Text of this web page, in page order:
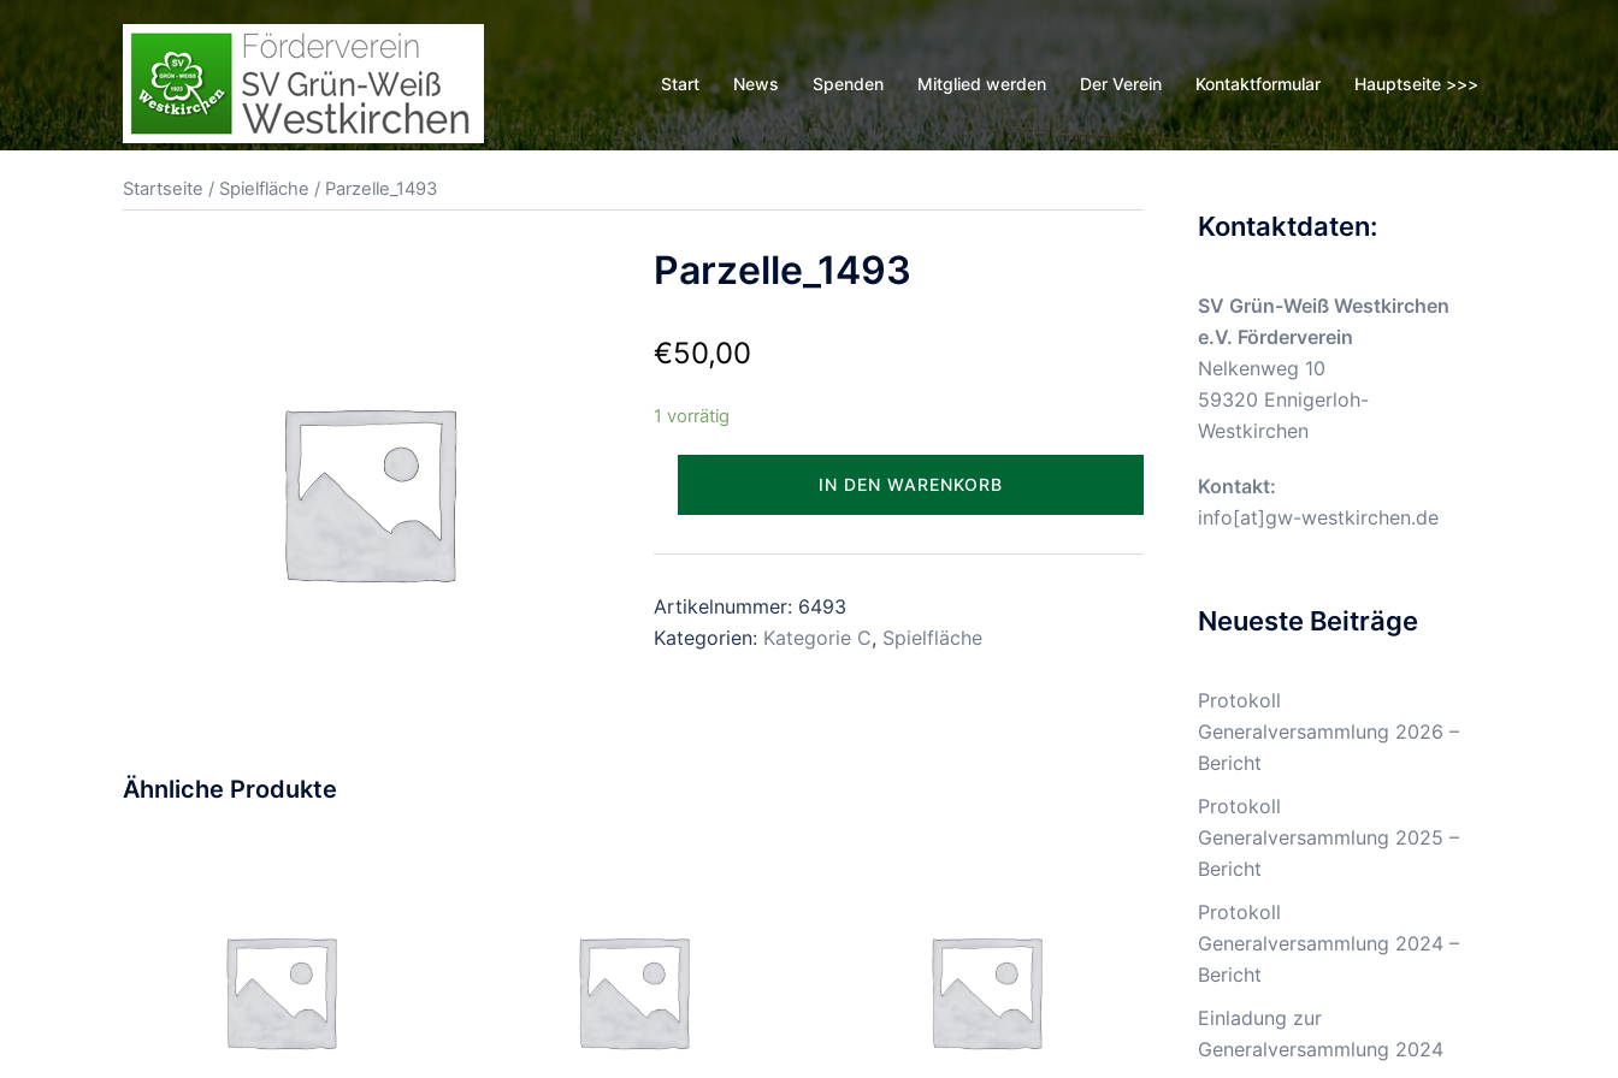
springen
Start News Spenden Mitglied werden Der Verein Kontaktformular Hauptseite >>>
Startseite / Spielfläche / Parzelle_1493
Parzelle_1493
€50,00
1 vorrätig
IN DEN WARENKORB
Artikelnummer: 6493
Kategorien: Kategorie C, Spielfläche
Ähnliche Produkte
Kontaktdaten:
SV Grün-Weiß Westkirchen
e.V. Förderverein
Nelkenweg 10
59320 Ennigerloh-
Westkirchen
Kontakt:
info[at]gw-westkirchen.de
Neueste Beiträge
Protokoll
Generalversammlung 2026 –
Bericht
Protokoll
Generalversammlung 2025 –
Bericht
Protokoll
Generalversammlung 2024 –
Bericht
Einladung zur
Generalversammlung 2024